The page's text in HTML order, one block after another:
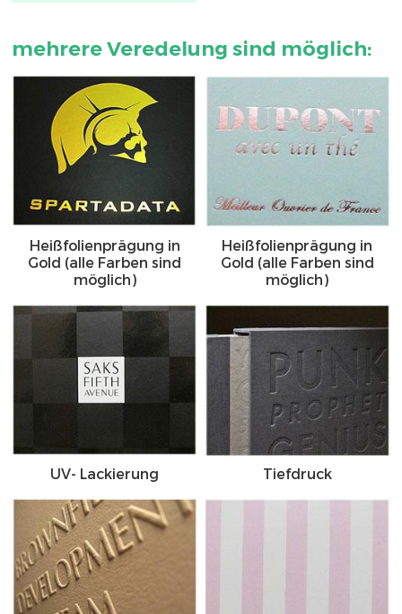
mehrere Veredelung sind möglich:
Heißfolienprägung in
Gold (alle Farben sind
möglich)
Heißfolienprägung in
Gold (alle Farben sind
möglich)
UV- Lackierung Tiefdruck